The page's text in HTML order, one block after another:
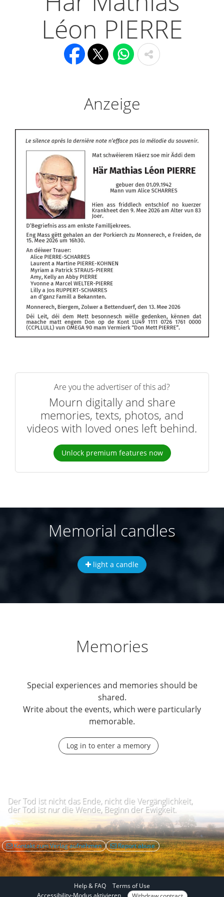
Léon PIERRE
Anzeige
Are you the advertiser of this ad?
Mourn digitally and share
memories, texts, photos, and
videos with loved ones left behind.
Unlock premium features now
Memorial candles
light a candle
Memories
Special experiences and memories should be
shared.
Write about the events, which were particularly
memorable.
Log in to enter a memory
Der Tod ist nicht das Ende, nicht die Vergänglichkeit,
der Tod ist nur die Wende, Beginn der Ewigkeit.
Kontakt zum Verlag aufnehmen Report abuse
Help & FAQ
Terms of Use
I